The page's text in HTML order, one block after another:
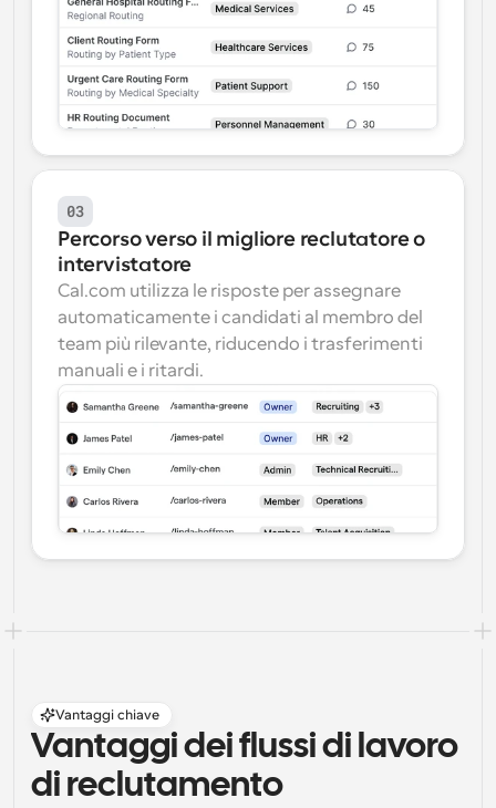
03
Percorso verso il migliore reclutatore o
intervistatore
Cal.com utilizza le risposte per assegnare
automaticamente i candidati al membro del
team più rilevante, riducendo i trasferimenti
manuali e i ritardi.
Vantaggi chiave
Vantaggi dei flussi di lavoro
di reclutamento